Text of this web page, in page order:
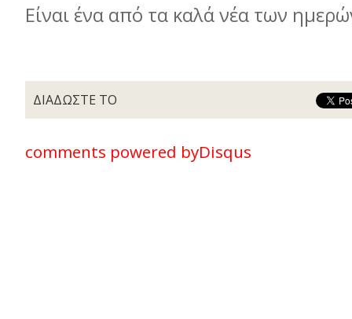
Είναι ένα από τα καλά νέα των
ΔΙΑΔΩΣΤΕ ΤΟ
comments powered byDisqus